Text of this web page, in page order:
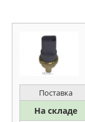
Поставка
На складе